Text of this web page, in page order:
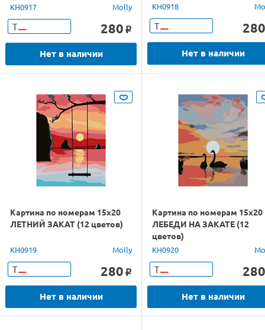
KH0917 Molly
Т 280 o
Нет в наличии
KH0918
Т 280
Нет в наличии
Картина по номерам 15х20
ЛЕТНИЙ ЗАКАТ (12 цветов)
KH0919 Molly
Т 280 o
Нет в наличии
Картина по номерам 15х20
ЛЕБЕДИ НА ЗАКАТЕ (12
цветов)
KH0920
Т 280
Нет в наличии